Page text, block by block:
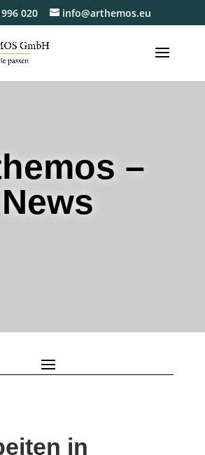
020 info@arthemos.eu
–
News
in